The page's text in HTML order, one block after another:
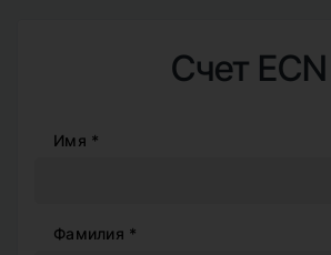
Cчет ECN
Имя *
Фамилия *